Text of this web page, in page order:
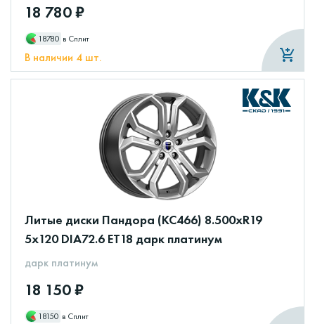
18 780 ₽
18780 в Сплит
В наличии 4 шт.
Литые диски Пандора (КС466) 8.500xR19
5x120 DIA72.6 ET18 дарк платинум
дарк платинум
18 150 ₽
18150 в Сплит